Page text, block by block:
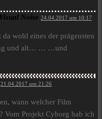
Visual Noise 24.04.2017 um 10:17
wohl eines der prägensten
und alt… … …und
21.04.2017 um 21:26
wann welcher Film
Vom Projekt Cyborg hab ich